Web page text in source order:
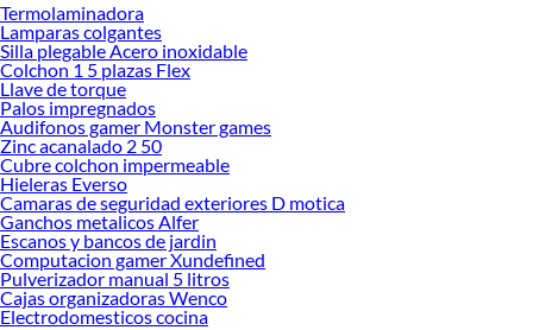
Desde remodelaciones hasta proyectos de decoración, estamos aquí para hacer
tus ideas realidad. ¡Visítanos y encuentra todo lo que tenemos para ofrecerte en
Ventanas!
Explora la variedad de productos de Ventanas en Sodimac
Herramientas, materiales y accesorios de calidad para tus proyectos y
renovación de espacios. ¡Visítanos y descubre todo lo que tenemos para
ofrecerte!
Encuentra una amplia variedad de productos de Ventanas en Sodimac.
Encuentra todo lo necesario para tus proyectos de renovación y decoración.
¡Visítanos y haz tus ideas realidad!
Termolaminadora
Lamparas colgantes
Silla plegable Acero inoxidable
Colchon 1 5 plazas Flex
Llave de torque
Palos impregnados
Audifonos gamer Monster games
Zinc acanalado 2 50
Cubre colchon impermeable
Hieleras Everso
Camaras de seguridad exteriores D motica
Ganchos metalicos Alfer
Escanos y bancos de jardin
Computacion gamer Xundefined
Pulverizador manual 5 litros
Cajas organizadoras Wenco
Electrodomesticos cocina